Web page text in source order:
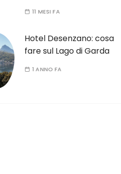
11 MESI FA
Hotel Desenzano: cosa
fare sul Lago di Garda
1 ANNO FA